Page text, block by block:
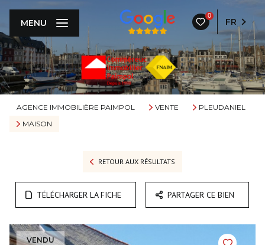
0
FR
MENU
AGENCE IMMOBILIÈRE PAIMPOL VENTE
PLEUDANIEL
MAISON
RETOUR AUX RÉSULTATS
TÉLÉCHARGER LA FICHE PARTAGER CE BIEN
VENDU